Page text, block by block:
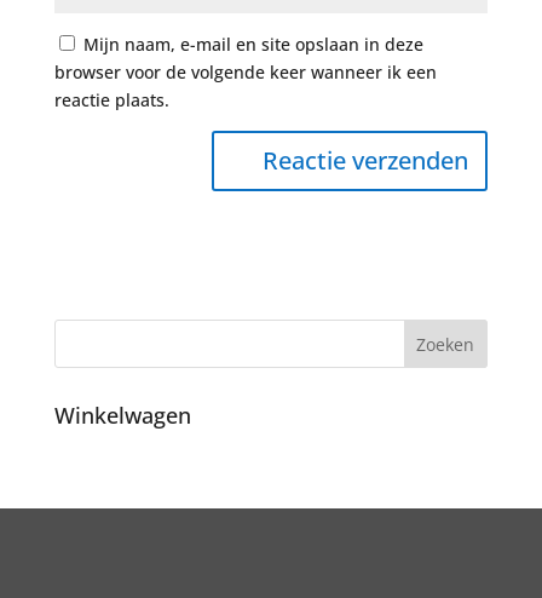
Mijn naam, e-mail en site opslaan in deze
browser voor de volgende keer wanneer ik een
reactie plaats.
Winkelwagen